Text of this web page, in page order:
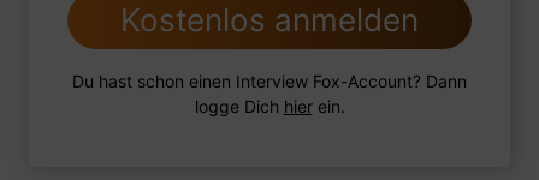
Kostenlos anmelden
Du hast schon einen Interview Fox-Account? Dann
logge Dich hierein.